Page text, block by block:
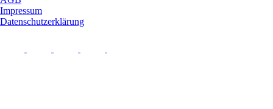
Impressum
Datenschutzerklärung